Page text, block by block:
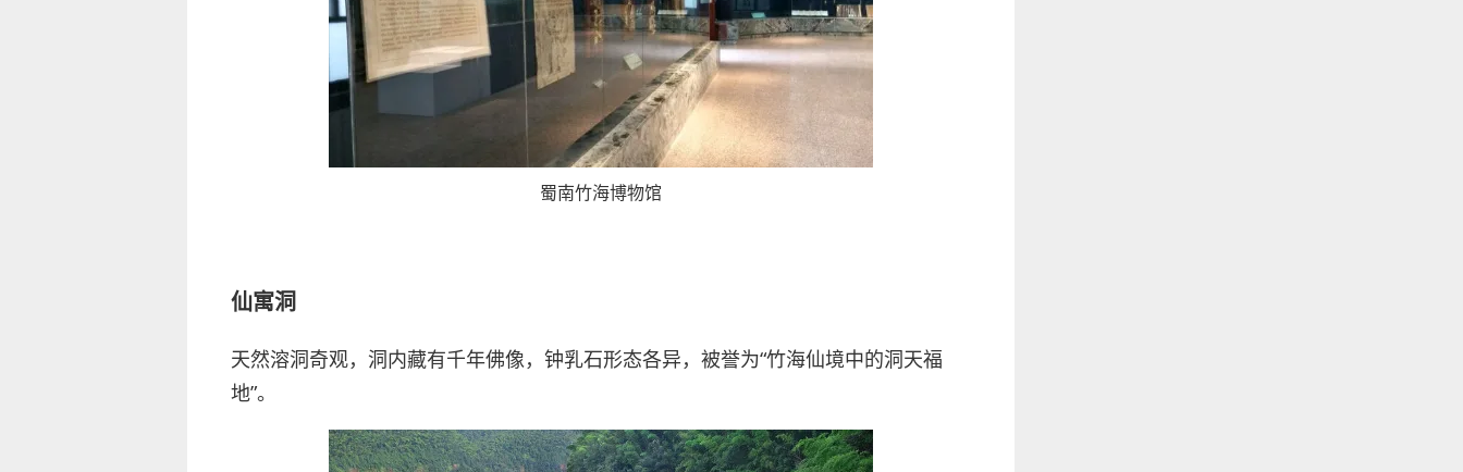
蜀南竹海博物馆
仙寓洞
天然溶洞奇观，洞内藏有千年佛像，钟乳石形态各异，被誉为“竹海仙境中的洞天福
地”。